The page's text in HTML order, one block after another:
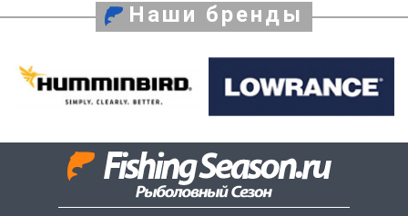
Наши бренды